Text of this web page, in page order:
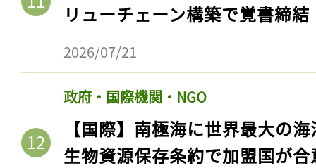
リューチェーン構築で覚書締結
2026/07/21
政府・国際機関・NGO
【国際】南極海に世界最大の
生物資源保存条約で加盟国が合